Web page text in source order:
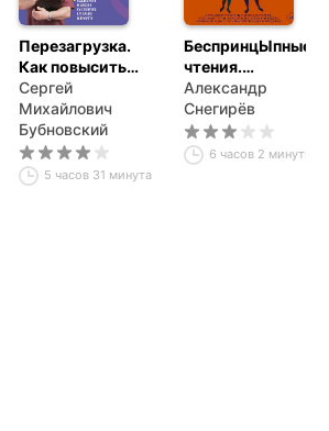
Перезагрузка.
Как повысить
качество жизни
Сергей
Михайлович
Бубновский
5 часов 31 минута
БеспринцЫпные
чтения.
Некоторые вещи
нужно делать
самому
Александр
Снегирёв
6 часов 2 минуты